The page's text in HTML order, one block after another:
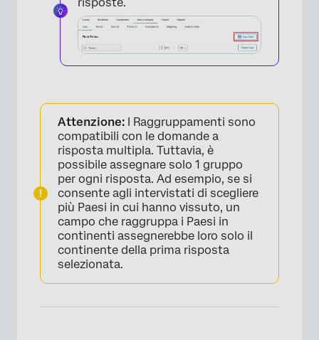
Attenzione: I Raggruppamenti sono
compatibili con le domande a
risposta multipla. Tuttavia, è
possibile assegnare solo 1 gruppo
per ogni risposta. Ad esempio, se si
consente agli intervistati di scegliere
più Paesi in cui hanno vissuto, un
campo che raggruppa i Paesi in
continenti assegnerebbe loro solo il
continente della prima risposta
selezionata.